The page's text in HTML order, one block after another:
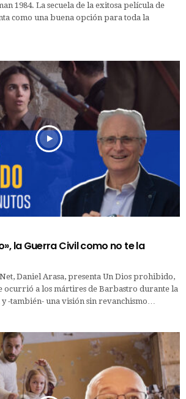
1984. La secuela de la exitosa película de
como una buena opción para toda la
la Guerra Civil como no te la
Daniel Arasa, presenta Un Dios prohibido,
ocurrió a los mártires de Barbastro durante la
-también- una visión sin revanchismo…